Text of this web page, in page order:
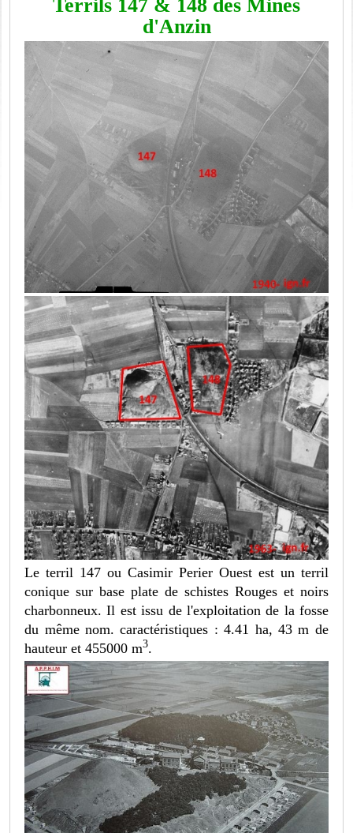
Terrils 147 & 148 des Mines
d'Anzin
Le terril 147 ou Casimir Perier Ouest est un terril
conique sur base plate de schistes Rouges et noirs
charbonneux. Il est issu de l'exploitation de la fosse
du même nom. caractéristiques : 4.41 ha, 43 m de
hauteur et 455000 m3.